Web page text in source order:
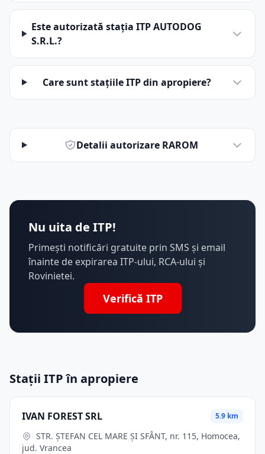
Este autorizată stația ITP AUTODOG
S.R.L.?
Care sunt stațiile ITP din apropiere?
Detalii autorizare RAROM
Nu uita de ITP!
Primești notificări gratuite prin SMS și email
înainte de expirarea ITP-ului, RCA-ului și
Rovinietei.
Verifică ITP
Stații ITP în apropiere
IVAN FOREST SRL 5.9 km
jud. Vrancea